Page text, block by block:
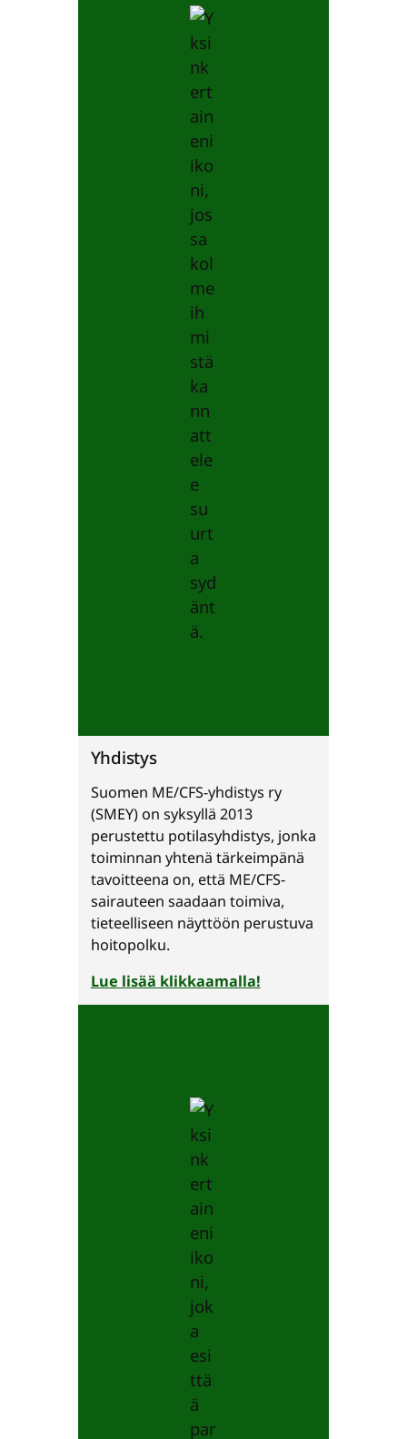
Yhdistys
Suomen ME/CFS-yhdistys ry
(SMEY) on syksyllä 2013
perustettu potilasyhdistys, jonka
toiminnan yhtenä tärkeimpänä
tavoitteena on, että ME/CFS-
sairauteen saadaan toimiva,
tieteelliseen näyttöön perustuva
hoitopolku.
Lue lisää klikkaamalla!